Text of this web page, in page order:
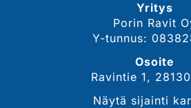
Yritys
Porin Ravit
Y-tunnus:
Osoite
Ravintie 1,
Näytä sijainti